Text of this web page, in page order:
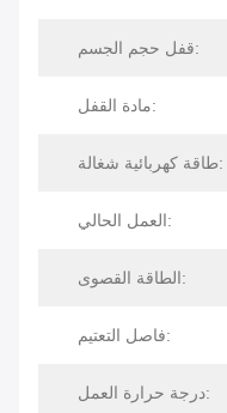
قفل حجم الجسم:
مادة القفل:
طاقة كهربائية شغالة:
العمل الحالي:
الطاقة القصوى:
فاصل التعتيم:
درجة حرارة العمل: